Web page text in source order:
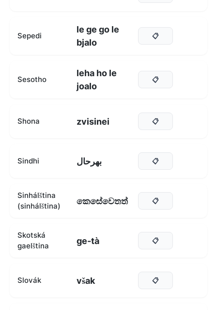
Sepedi
le ge go le
bjalo
📋
Sesotho
leha ho le
joalo
📋
Shona zvisinei 📋
Sindhi بهرحال 📋
Sinhálština
(sinhálština)
කෙසේවෙතත් 📋
Skotská
gaelština
ge-tà 📋
Slovák však 📋